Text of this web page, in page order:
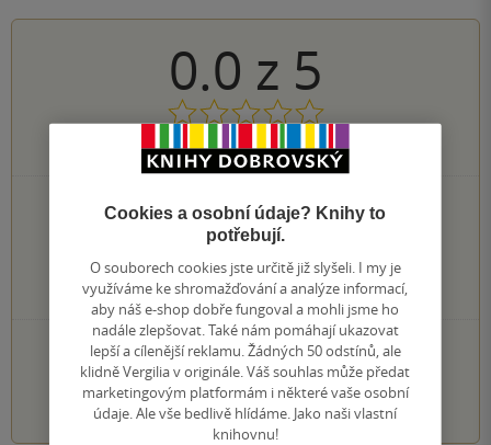
0.0 z 5
0hodnocení čtenářů
0×
5 hvězdiček
0×
4 hvězdičky
0×
0×
2 hvězdičky
0×
1 hvezdička
PŘIDEJTE SVÉ HODNOCENÍ KNIHY
1 2 3 4 5
Cookies a osobní údaje? Knihy to
potřebují.
O souborech cookies jste určitě již slyšeli. I my je
využíváme ke shromažďování a analýze informací,
aby náš e-shop dobře fungoval a mohli jsme ho
nadále zlepšovat. Také nám pomáhají ukazovat
lepší a cílenější reklamu. Žádných 50 odstínů, ale
klidně Vergilia v originále. Váš souhlas může předat
marketingovým platformám i některé vaše osobní
údaje. Ale vše bedlivě hlídáme. Jako naši vlastní
knihovnu!